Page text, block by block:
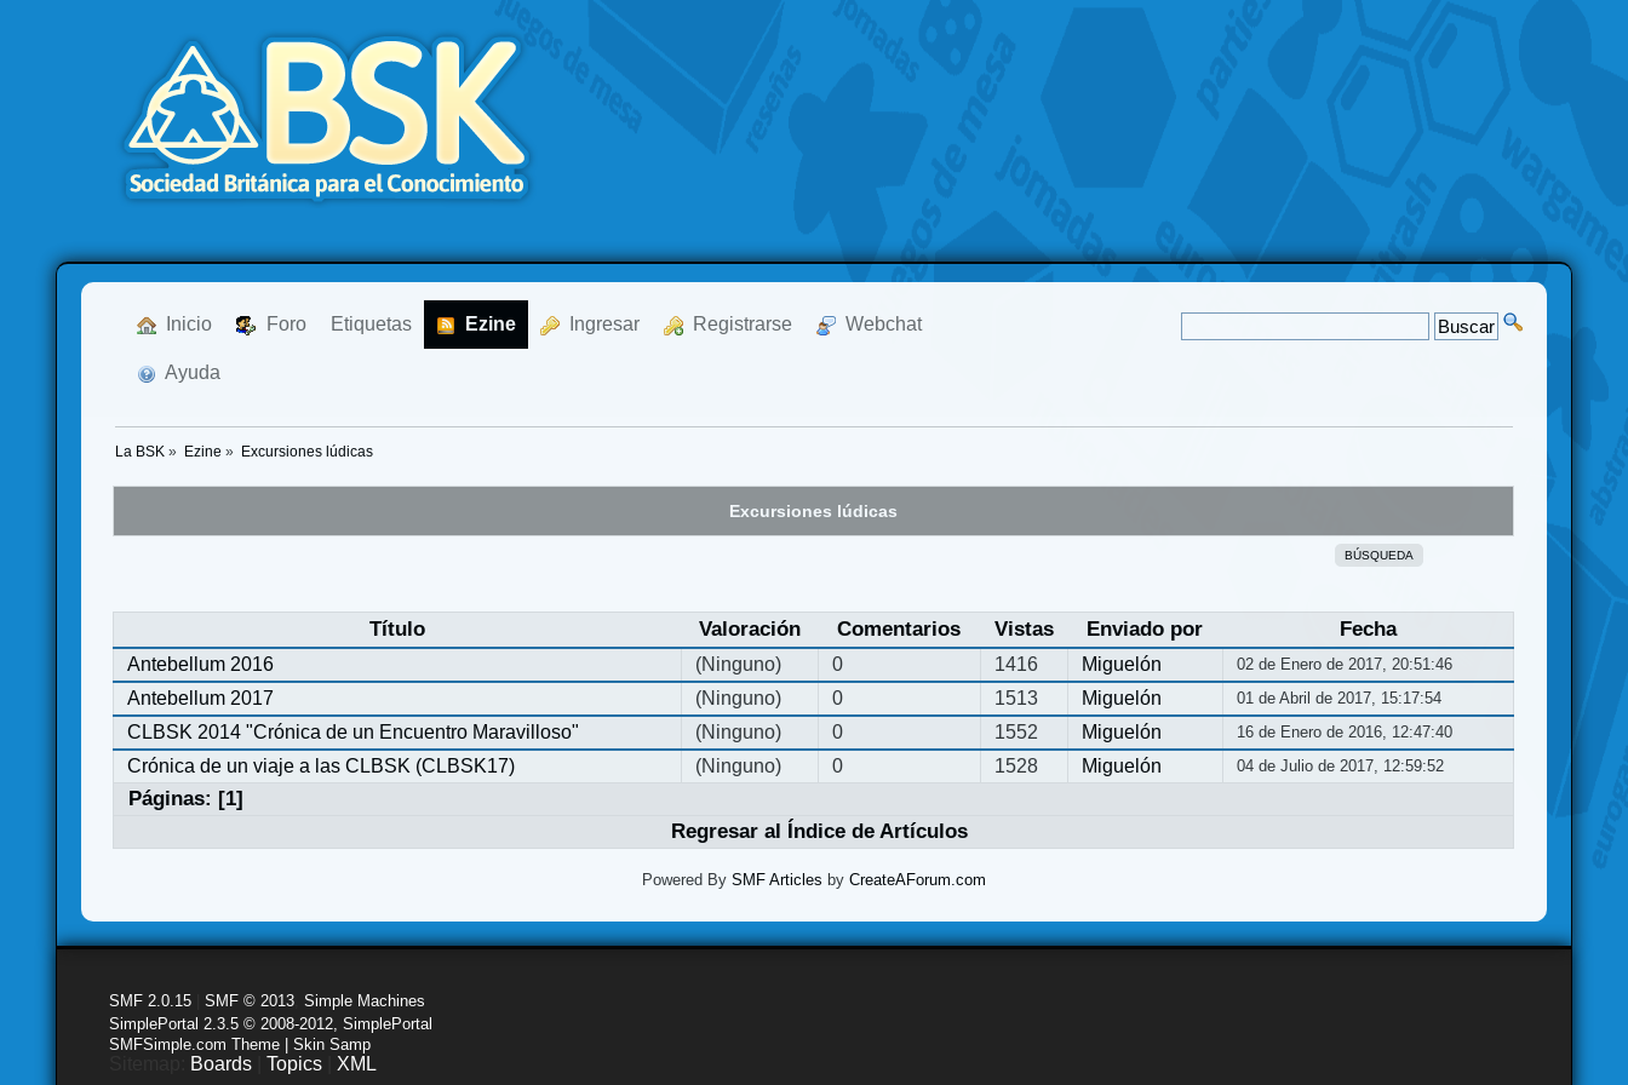
Inicio Foro Etiquetas Ezine Ingresar Registrarse Webchat
Ayuda
La BSK » Ezine » Excursiones lúdicas
Excursiones lúdicas
BÚSQUEDA
Título Valoración Comentarios Vistas Enviado por Fecha
Antebellum 2016 (Ninguno) 0 1416 Miguelón 02 de Enero de 2017, 20:51:46
Antebellum 2017 (Ninguno) 0 1513 Miguelón 01 de Abril de 2017, 15:17:54
CLBSK 2014 "Crónica de un Encuentro Maravilloso" (Ninguno) 0 1552 Miguelón 16 de Enero de 2016, 12:47:40
Crónica de un viaje a las CLBSK (CLBSK17) (Ninguno) 0 1528 Miguelón 04 de Julio de 2017, 12:59:52
Páginas: [1]
Regresar al Índice de Artículos
Powered By SMF Articles by CreateAForum.com
SMF 2.0.15 |SMF © 2013 ,Simple Machines
SimplePortal 2.3.5 © 2008-2012, SimplePortal
SMFSimple.com Theme | Skin Samp
Boards |Topics XML